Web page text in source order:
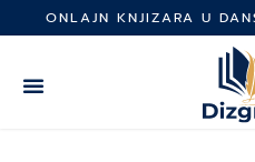
to
ONLAJN KNJIZARA U